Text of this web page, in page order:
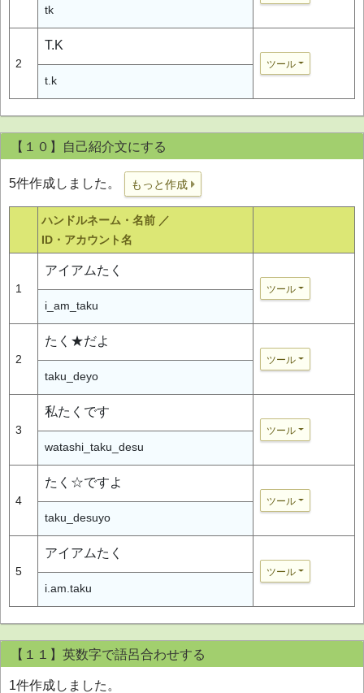
tk
2
T.K
ツール
t.k
【１０】自己紹介文にする
5件作成しました。 もっと作成
ハンドルネーム・名前 ／
ID・アカウント名
1
アイアムたく
ツール
i_am_taku
2
たく★だよ
ツール
taku_deyo
3
私たくです
ツール
watashi_taku_desu
4
たく☆ですよ
ツール
taku_desuyo
5
アイアムたく
ツール
i.am.taku
【１１】英数字で語呂合わせする
1件作成しました。